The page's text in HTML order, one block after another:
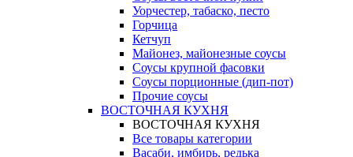
Уорчестер, табаско, песто
Горчица
Кетчуп
Майонез, майонезные соусы
Соусы крупной фасовки
Соусы порционные (дип-пот)
Прочие соусы
ВОСТОЧНАЯ КУХНЯ
ВОСТОЧНАЯ КУХНЯ
Все товары категории
Васаби, имбирь, редька